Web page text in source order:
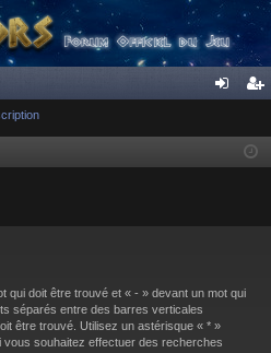
cri
qui doit être trouvé et « - » devant un mot qui
séparés entre des barres verticales
être trouvé. Utilisez un astérisque « * »
souhaitez effectuer des recherches